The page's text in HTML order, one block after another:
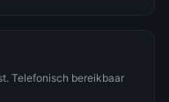
Telefonisch bereikbaar